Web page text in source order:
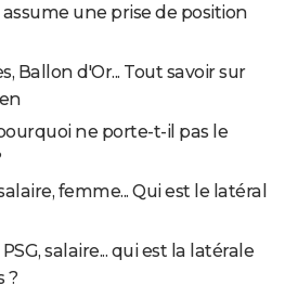
femme... Sa bio> Guide
une prise de position
Ballon d'Or... Tout savoir sur
ne porte-t-il pas le
femme... Qui est le latéral
salaire... qui est la latérale
?